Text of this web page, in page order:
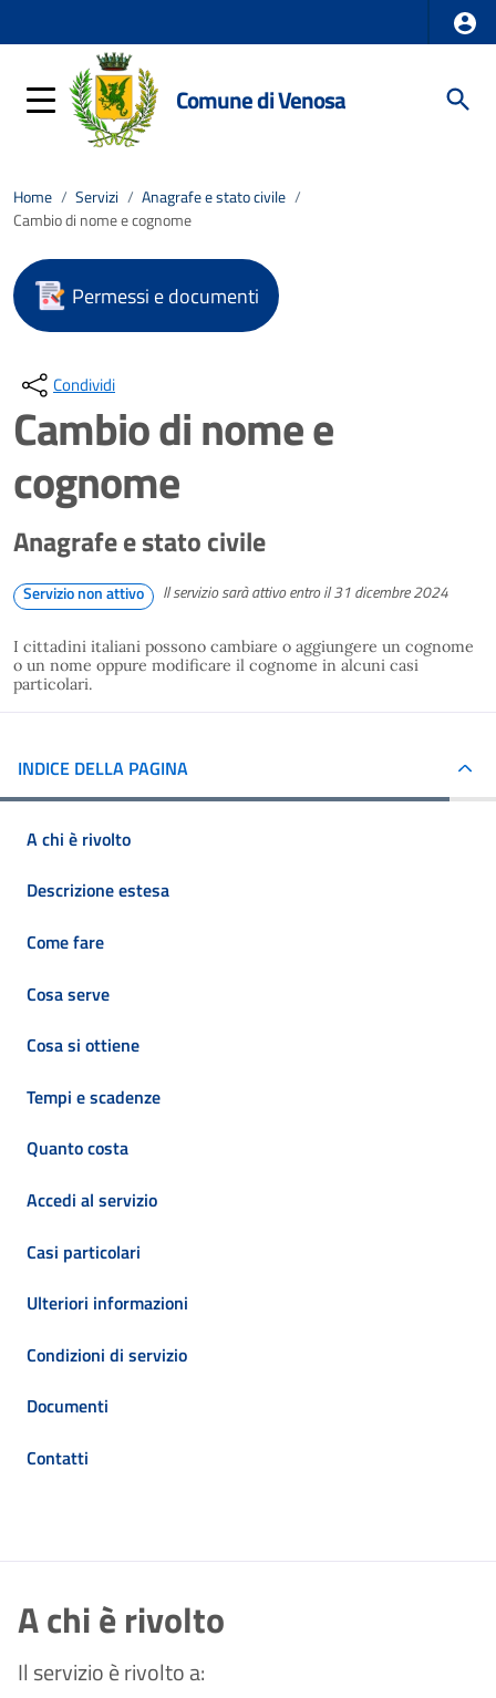
Comune di Venosa
Home / Servizi / Anagrafe e stato civile /
Cambio di nome e cognome
Permessi e documenti
Condividi
Cambio di nome e
cognome
Anagrafe e stato civile
Servizio non attivo Il servizio sarà attivo entro il 31 dicembre 2024
I cittadini italiani possono cambiare o aggiungere un cognome
o un nome oppure modificare il cognome in alcuni casi
particolari.
INDICE DELLA PAGINA
A chi è rivolto
Descrizione estesa
Come fare
Cosa serve
Cosa si ottiene
Tempi e scadenze
Quanto costa
Accedi al servizio
Casi particolari
Ulteriori informazioni
Condizioni di servizio
Documenti
Contatti
A chi è rivolto
Il servizio è rivolto a: